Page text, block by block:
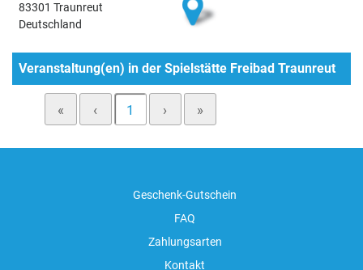
83301 Traunreut
Deutschland
Veranstaltung(en) in der Spielstätte Freibad Traunreut
« ‹ 1 › »
Geschenk-Gutschein
FAQ
Zahlungsarten
Kontakt